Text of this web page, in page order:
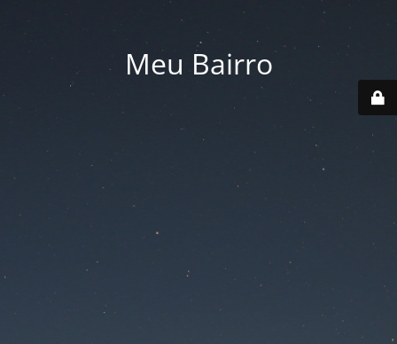
Meu Bairro